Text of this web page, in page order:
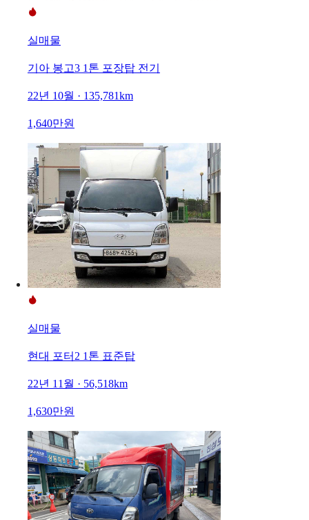
실매물
기아 봉고3 1톤 포장탑 전기
22년 10월 · 135,781km
1,640만원
실매물
현대 포터2 1톤 표준탑
22년 11월 · 56,518km
1,630만원